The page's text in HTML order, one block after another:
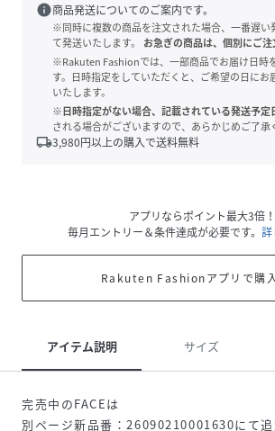
info商品発送についてのご案内です。
※同時に複数の商品を注文された場合、一番遅い
て発送いたします。
お急ぎの商品は、個別にご注
※Rakuten Fashionでは、一部商品でお届け日時
す。日時指定をしていただくと、ご希望の日にお
いたします。
※日時指定がない場合、記載されている発送予定
される場合がございますので、あらかじめご了承
local_shipping3,980円以上の購入で送料無料
アプリならポイント最大3倍！
毎月エントリー＆条件達成が必要です。 詳
Rakuten Fashionアプリで購
アイテム説明 サイズ
完売中のFACEは
別ページ新品番：26090210001630にて